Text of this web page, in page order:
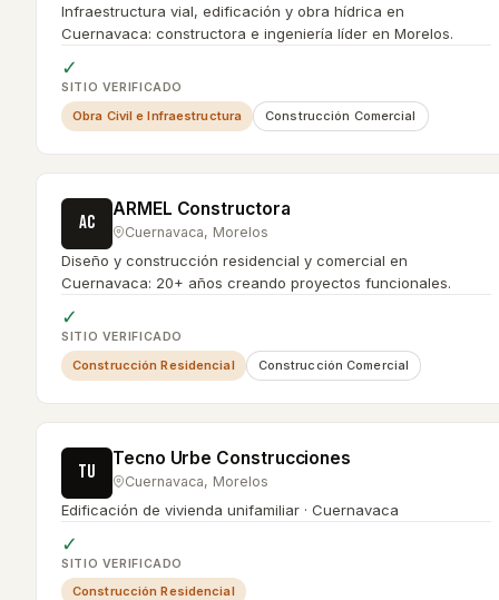
Infraestructura vial, edificación y obra hídrica en
Cuernavaca: constructora e ingeniería líder en Morelos.
✓
SITIO VERIFICADO
Obra Civil e Infraestructura Construcción Comercial
AC
ARMEL Constructora
Cuernavaca, Morelos
Diseño y construcción residencial y comercial en
Cuernavaca: 20+ años creando proyectos funcionales.
✓
SITIO VERIFICADO
Construcción Residencial Construcción Comercial
TU
Tecno Urbe Construcciones
Cuernavaca, Morelos
Edificación de vivienda unifamiliar · Cuernavaca
✓
SITIO VERIFICADO
Construcción Residencial